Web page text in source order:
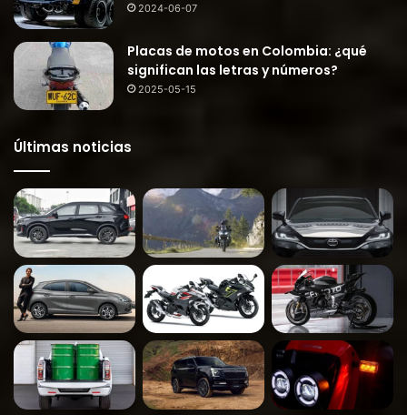
2024-06-07
Placas de motos en Colombia: ¿qué
significan las letras y números?
2025-05-15
Últimas noticias